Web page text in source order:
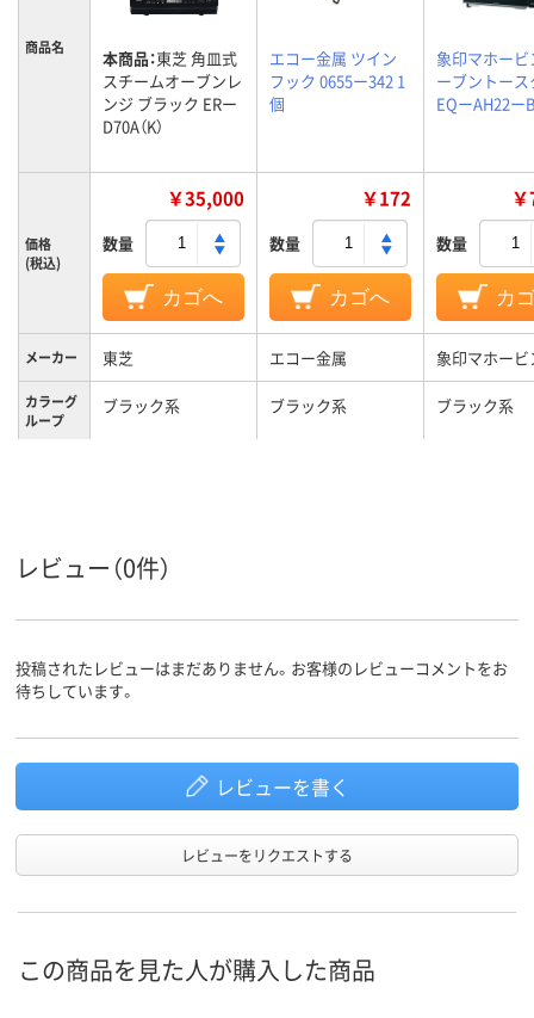
商品名 本商品：東芝 角皿式
スチームオーブンレ
ンジ ブラック ERー
D70A（K）
エコー金属 ツイン
フック 0655ー342 1
個
象印マホービ
ーブントース
EQーAH22ー
価格
(税込)
￥35,000
数量
カゴへ
￥172
数量
カゴへ
数量
カ
メーカー 東芝 エコー金属 象印マホービ
カラーグ
ループ
ブラック系 ブラック系 ブラック系
レビュー（0件）
投稿されたレビューはまだありません。お客様のレビューコメントをお
待ちしています。
レビューを書く
レビューをリクエストする
この商品を見た人が購入した商品